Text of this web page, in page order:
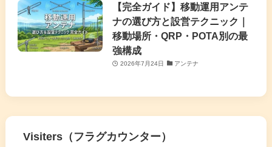
【完全ガイド】移動運用アンテ
ナの選び方と設営テクニック｜
移動場所・QRP・POTA別の最
強構成
2026年7月24日 アンテナ
Visiters（フラグカウンター）